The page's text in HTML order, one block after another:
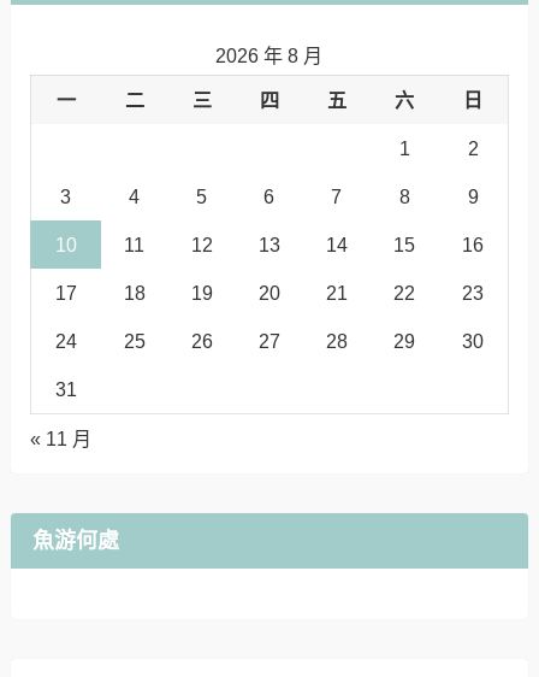
2026 年 8 月
一 二 三 四 五 六 日
1 2
3 4 5 6 7 8 9
10 11 12 13 14 15 16
17 18 19 20 21 22 23
24 25 26 27 28 29 30
31
« 11 月
魚游何處